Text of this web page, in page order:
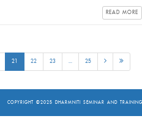
READ MORE
21 22 23 ... 25
COPYRIGHT ©2025 DHARMNITI SEMINAR AND